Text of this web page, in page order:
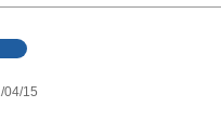
04/15